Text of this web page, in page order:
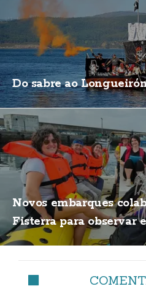
Do sabre ao
Novos embarques
Fisterra para observar